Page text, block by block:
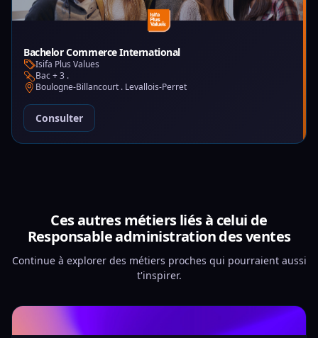
Bachelor Commerce International
Isifa Plus Values
Bac + 3 .
Boulogne-Billancourt . Levallois-Perret
Consulter
Ces autres métiers liés à celui de
Responsable administration des ventes
Continue à explorer des métiers proches qui pourraient aussi
t'inspirer.